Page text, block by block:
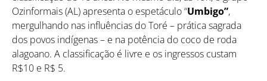
Ozinformais (AL) apresenta o espetáculo “Umbigo”,
mergulhando nas influências do Toré – prática sagrada
dos povos indígenas – e na potência do coco de roda
alagoano. A classificação é livre e os ingressos custam
R$10 e R$ 5.